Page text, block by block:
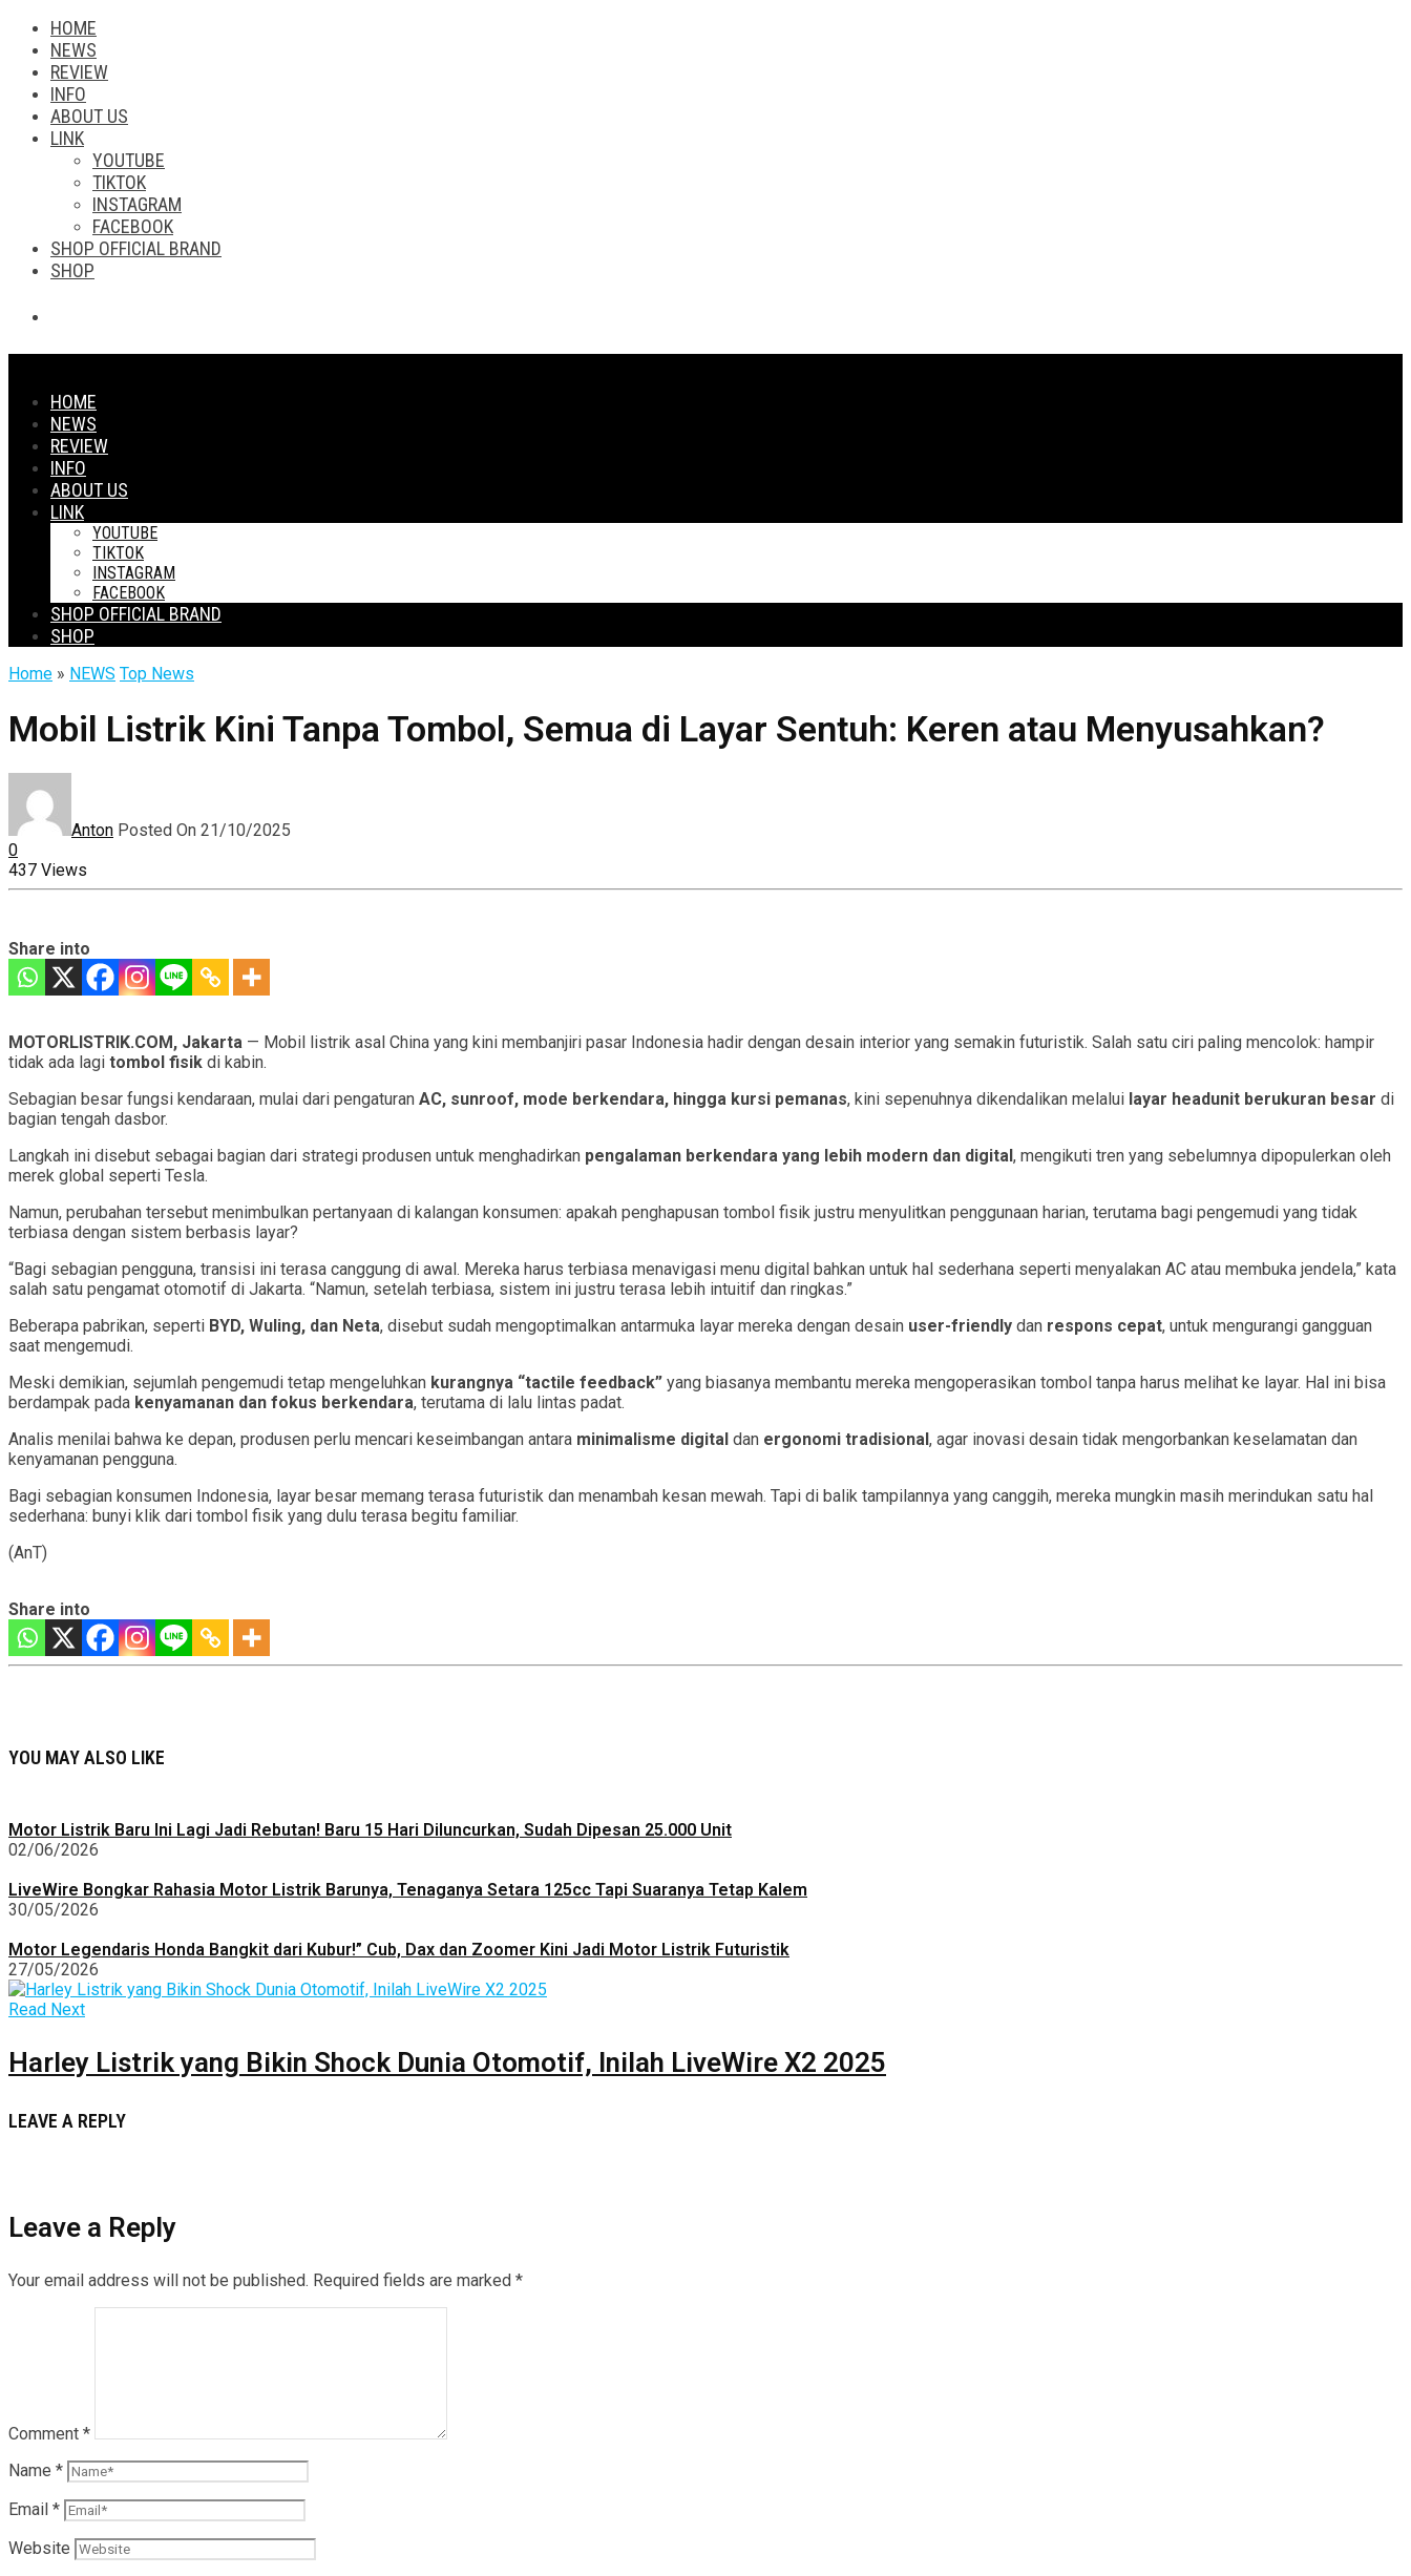
HOME
NEWS
REVIEW
INFO
ABOUT US
LINK
YOUTUBE
TIKTOK
INSTAGRAM
FACEBOOK
SHOP OFFICIAL BRAND
SHOP
HOME
NEWS
REVIEW
INFO
ABOUT US
LINK
YOUTUBE
TIKTOK
INSTAGRAM
FACEBOOK
SHOP OFFICIAL BRAND
SHOP
Home » NEWS Top News
Mobil Listrik Kini Tanpa Tombol, Semua di Layar Sentuh: Keren atau Menyusahkan?
Anton Posted On 21/10/2025
0
437 Views
Share into
MOTORLISTRIK.COM, Jakarta — Mobil listrik asal China yang kini membanjiri pasar Indonesia hadir dengan desain interior yang semakin futuristik. Salah satu ciri paling mencolok: hampir
tidak ada lagi tombol fisik di kabin.
Sebagian besar fungsi kendaraan, mulai dari pengaturan AC, sunroof, mode berkendara, hingga kursi pemanas, kini sepenuhnya dikendalikan melalui layar headunit berukuran besar di
bagian tengah dasbor.
Langkah ini disebut sebagai bagian dari strategi produsen untuk menghadirkan pengalaman berkendara yang lebih modern dan digital , mengikuti tren yang sebelumnya dipopulerkan oleh
merek global seperti Tesla.
Namun, perubahan tersebut menimbulkan pertanyaan di kalangan konsumen: apakah penghapusan tombol fisik justru menyulitkan penggunaan harian, terutama bagi pengemudi yang tidak
terbiasa dengan sistem berbasis layar?
“Bagi sebagian pengguna, transisi ini terasa canggung di awal. Mereka harus terbiasa menavigasi menu digital bahkan untuk hal sederhana seperti menyalakan AC atau membuka jendela,” kata
salah satu pengamat otomotif di Jakarta. “Namun, setelah terbiasa, sistem ini justru terasa lebih intuitif dan ringkas.”
Beberapa pabrikan, seperti BYD, Wuling, dan Neta, disebut sudah mengoptimalkan antarmuka layar mereka dengan desain user-friendly dan respons cepat, untuk mengurangi gangguan
saat mengemudi.
Meski demikian, sejumlah pengemudi tetap mengeluhkan kurangnya “tactile feedback” yang biasanya membantu mereka mengoperasikan tombol tanpa harus melihat ke layar. Hal ini bisa
berdampak pada kenyamanan dan fokus berkendara, terutama di lalu lintas padat.
Analis menilai bahwa ke depan, produsen perlu mencari keseimbangan antara minimalisme digital dan ergonomi tradisional , agar inovasi desain tidak mengorbankan keselamatan dan
kenyamanan pengguna.
Bagi sebagian konsumen Indonesia, layar besar memang terasa futuristik dan menambah kesan mewah. Tapi di balik tampilannya yang canggih, mereka mungkin masih merindukan satu hal
sederhana: bunyi klik dari tombol fisik yang dulu terasa begitu familiar.
(AnT)
Share into
YOU MAY ALSO LIKE
Motor Listrik Baru Ini Lagi Jadi Rebutan! Baru 15 Hari Diluncurkan, Sudah Dipesan 25.000 Unit
02/06/2026
LiveWire Bongkar Rahasia Motor Listrik Barunya, Tenaganya Setara 125cc Tapi Suaranya Tetap Kalem
30/05/2026
Motor Legendaris Honda Bangkit dari Kubur!” Cub, Dax dan Zoomer Kini Jadi Motor Listrik Futuristik
27/05/2026
Read Next
Harley Listrik yang Bikin Shock Dunia Otomotif, Inilah LiveWire X2 2025
LEAVE A REPLY
Leave a Reply
Your email address will not be published. Required fields are marked *
Comment *
Name *
Email *
Website